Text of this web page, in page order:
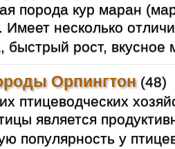
порода кур маран
несколько
быстрый рост,
Орпингтон(48)
птицеводческих
является
популярность у